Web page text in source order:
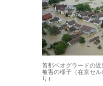
首都ベオグラードの
被害の様子（在京セ
り）